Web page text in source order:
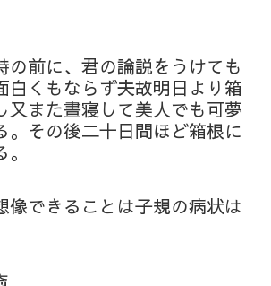
の前に、君の論説をうけても
白くもならず夫故明日より箱
又また晝寝して美人でも可夢
。その後二十日間ほど箱根に
できることは子規の病状は